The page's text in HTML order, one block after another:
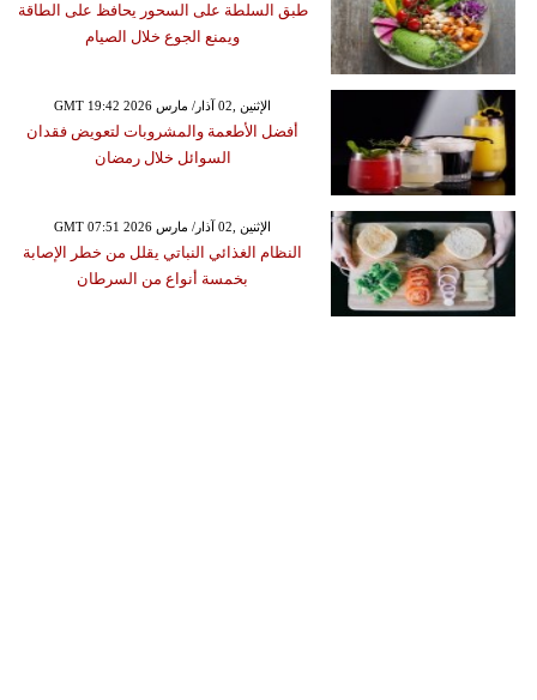
طبق السلطة على السحور يحافظ على الطاقة
ويمنع الجوع خلال الصيام
GMT 19:42 2026 الإثنين ,02 آذار/ مارس
أفضل الأطعمة والمشروبات لتعويض فقدان
السوائل خلال رمضان
GMT 07:51 2026 الإثنين ,02 آذار/ مارس
النظام الغذائي النباتي يقلل من خطر الإصابة
بخمسة أنواع من السرطان